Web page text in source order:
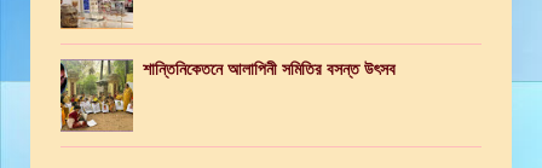
শান্তিনিকেতনে আলাপিনী সমিতির বসন্ত উৎসব